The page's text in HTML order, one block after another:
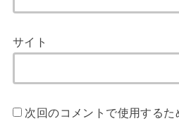
サイト
次回のコメントで使用する